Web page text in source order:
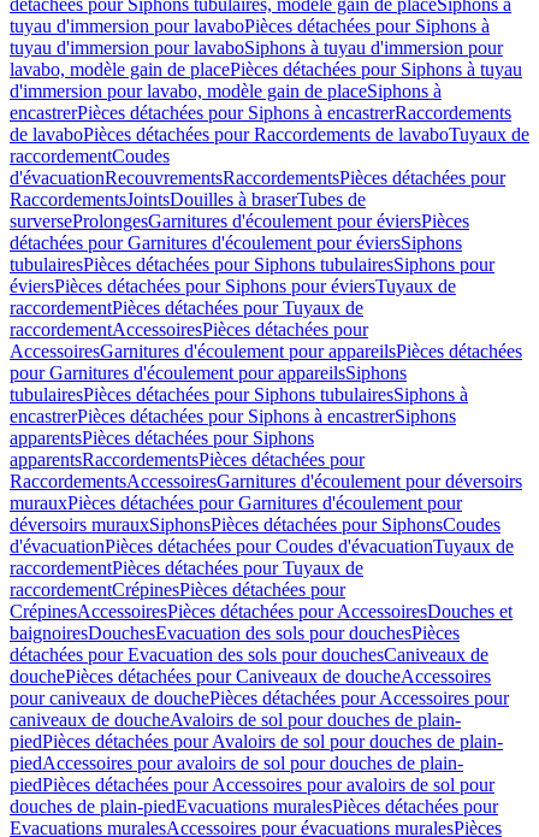
détachées pour Siphons tubulaires, modèle gain de placeSiphons à
tuyau d'immersion pour lavaboPièces détachées pour Siphons à
tuyau d'immersion pour lavaboSiphons à tuyau d'immersion pour
lavabo, modèle gain de placePièces détachées pour Siphons à tuyau
d'immersion pour lavabo, modèle gain de placeSiphons à
encastrerPièces détachées pour Siphons à encastrerRaccordements
de lavaboPièces détachées pour Raccordements de lavaboTuyaux de
raccordementCoudes
d'évacuationRecouvrementsRaccordementsPièces détachées pour
RaccordementsJointsDouilles à braserTubes de
surverseProlongesGarnitures d'écoulement pour éviersPièces
détachées pour Garnitures d'écoulement pour éviersSiphons
tubulairesPièces détachées pour Siphons tubulairesSiphons pour
éviersPièces détachées pour Siphons pour éviersTuyaux de
raccordementPièces détachées pour Tuyaux de
raccordementAccessoiresPièces détachées pour
AccessoiresGarnitures d'écoulement pour appareilsPièces détachées
pour Garnitures d'écoulement pour appareilsSiphons
tubulairesPièces détachées pour Siphons tubulairesSiphons à
encastrerPièces détachées pour Siphons à encastrerSiphons
apparentsPièces détachées pour Siphons
apparentsRaccordementsPièces détachées pour
RaccordementsAccessoiresGarnitures d'écoulement pour déversoirs
murauxPièces détachées pour Garnitures d'écoulement pour
déversoirs murauxSiphonsPièces détachées pour SiphonsCoudes
d'évacuationPièces détachées pour Coudes d'évacuationTuyaux de
raccordementPièces détachées pour Tuyaux de
raccordementCrépinesPièces détachées pour
CrépinesAccessoiresPièces détachées pour AccessoiresDouches et
baignoiresDouchesEvacuation des sols pour douchesPièces
détachées pour Evacuation des sols pour douchesCaniveaux de
douchePièces détachées pour Caniveaux de doucheAccessoires
pour caniveaux de douchePièces détachées pour Accessoires pour
caniveaux de doucheAvaloirs de sol pour douches de plain-
piedPièces détachées pour Avaloirs de sol pour douches de plain-
piedAccessoires pour avaloirs de sol pour douches de plain-
piedPièces détachées pour Accessoires pour avaloirs de sol pour
douches de plain-piedEvacuations muralesPièces détachées pour
Evacuations muralesAccessoires pour évacuations muralesPièces